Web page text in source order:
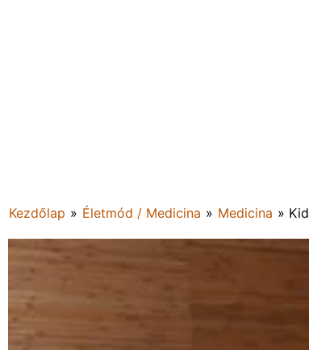
Kezdőlap » Életmód / Medicina » Medicina »